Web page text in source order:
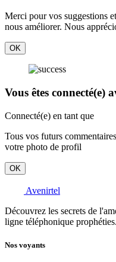
Merci pour vos suggestions
nous améliorer. Nous
OK
Vous êtes connecté(e)
Connecté(e) en tant que
Tous vos futurs
votre photo de profil
OK
Avenirtel
Découvrez les secrets de
ligne téléphonique prophéties.
Nos voyants